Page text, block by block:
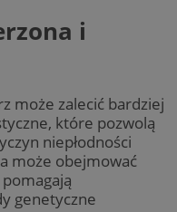
i
może zalecić bardziej
które pozwolą
niepłodności
może obejmować
genetyczne